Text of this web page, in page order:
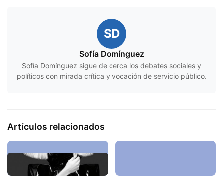
SD
Sofía Domínguez
Sofía Domínguez sigue de cerca los debates sociales y
políticos con mirada crítica y vocación de servicio público.
Artículos relacionados